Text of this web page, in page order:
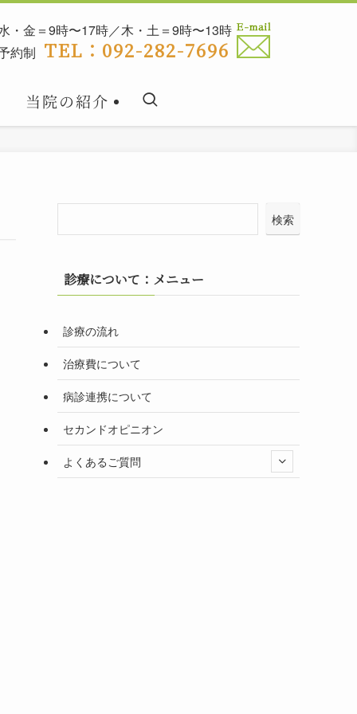
・金＝9時〜17時／木・土＝9時〜13時
約制 TEL：092-282-7696
当院の紹介
検索
診療について：メニュー
診療の流れ
治療費について
病診連携について
セカンドオピニオン
よくあるご質問